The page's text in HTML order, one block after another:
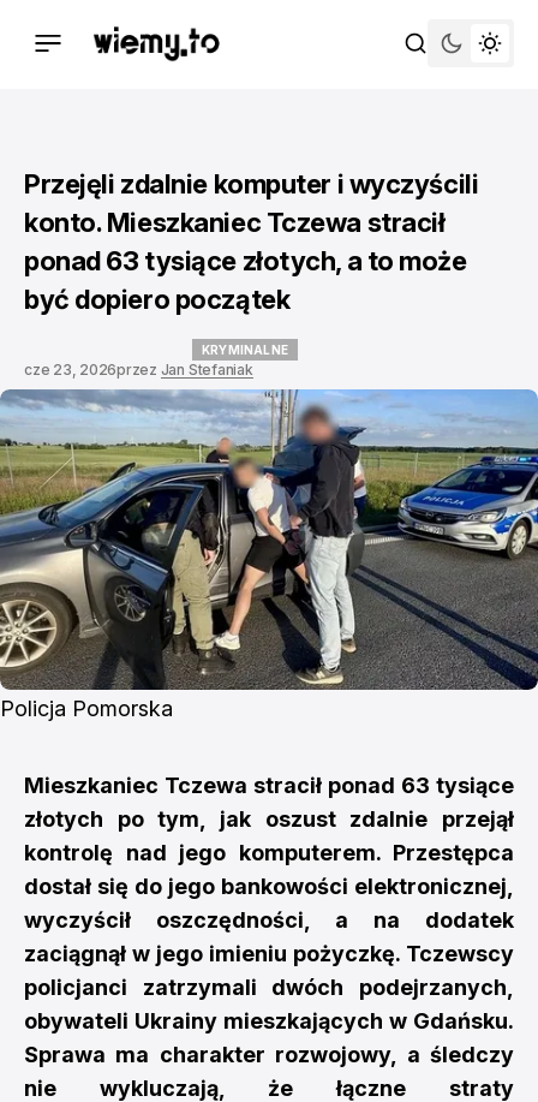
Przejęli zdalnie komputer i wyczyścili
konto. Mieszkaniec Tczewa stracił
ponad 63 tysiące złotych, a to może
być dopiero początek
KRYMINALNE
cze 23, 2026przez Jan Stefaniak
Policja Pomorska
Mieszkaniec Tczewa stracił ponad 63 tysiące
złotych po tym, jak oszust zdalnie przejął
kontrolę nad jego komputerem. Przestępca
dostał się do jego bankowości elektronicznej,
wyczyścił oszczędności, a na dodatek
zaciągnął w jego imieniu pożyczkę. Tczewscy
policjanci zatrzymali dwóch podejrzanych,
obywateli Ukrainy mieszkających w Gdańsku.
Sprawa ma charakter rozwojowy, a śledczy
nie wykluczają, że łączne straty